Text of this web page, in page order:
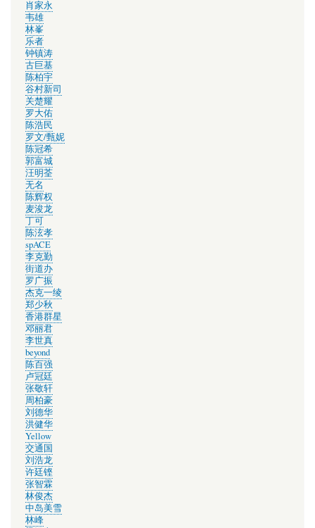
肖家永
韦雄
林峯
乐者
钟镇涛
古巨基
陈柏宇
谷村新司
关楚耀
罗大佑
陈浩民
罗文/甄妮
陈冠希
郭富城
汪明荃
无名
陈辉权
麦浚龙
丁可
陈泫孝
spACE
李克勤
街道办
罗广振
杰克一绫
郑少秋
香港群星
邓丽君
李世真
beyond
陈百强
卢冠廷
张敬轩
周柏豪
刘德华
洪健华
Yellow
交通国
刘浩龙
许廷铿
张智霖
林俊杰
中岛美雪
林峰